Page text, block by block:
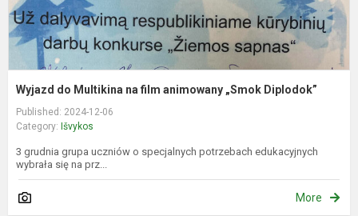
Wyjazd do Multikina na film animowany „Smok Diplodok”
Published: 2024-12-06
Category: Išvykos
3 grudnia grupa uczniów o specjalnych potrzebach edukacyjnych
wybrała się na prz...
More